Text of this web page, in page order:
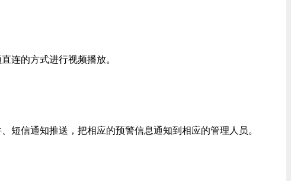
连的方式进行视频播放。
信通知推送，把相应的预警信息通知到相应的管理人员。